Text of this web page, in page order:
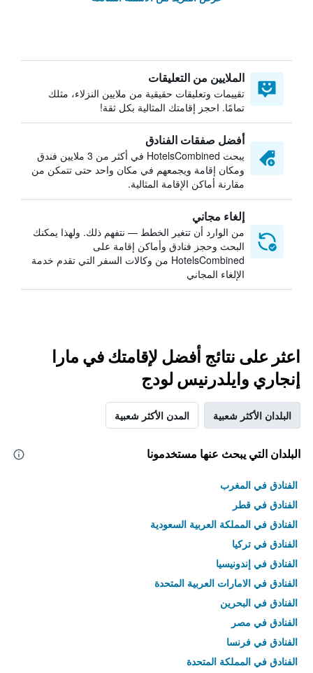
الملايين من التعليقات
تقييمات وتعليقات حقيقية من ملايين النزلاء، مثلك
تمامًا. احجز إقامتك المثالية بكل ثقة!
أفضل صفقات الفنادق
يبحث HotelsCombined في أكثر من 3 ملايين فندق
ومكان إقامة ويجمعهم في مكان واحد حتى تتمكن من
مقارنة أماكن الإقامة المثالية.
إلغاء مجاني
من الوارد أن تتغير الخطط — نتفهم ذلك. ولهذا يمكنك
البحث وحجز فنادق وأماكن إقامة على
HotelsCombined من وكالات السفر التي تقدم خدمة
الإلغاء المجاني
اعثر على نتائج أفضل لإقامتك في مارا
إنجاري وايلدرنيس لودج
البلدان الأكثر شعبية المدن الأكثر شعبية
البلدان التي يبحث عنها مستخدمونا
الفنادق في المغرب
الفنادق في قطر
الفنادق في المملكة العربية السعودية
الفنادق في تركيا
الفنادق في إندونيسيا
الفنادق في الامارات العربية المتحدة
الفنادق في البحرين
الفنادق في مصر
الفنادق في فرنسا
الفنادق في المملكة المتحدة